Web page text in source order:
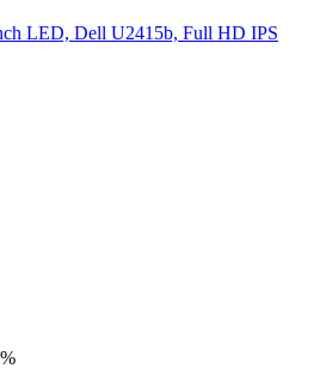
LED, Dell U2415b, Full HD IPS